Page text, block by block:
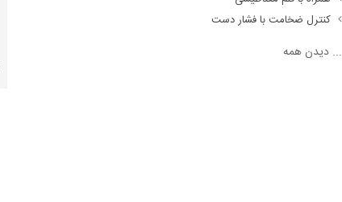
کنترل ضخامت با فشار دست
...دیدن همه